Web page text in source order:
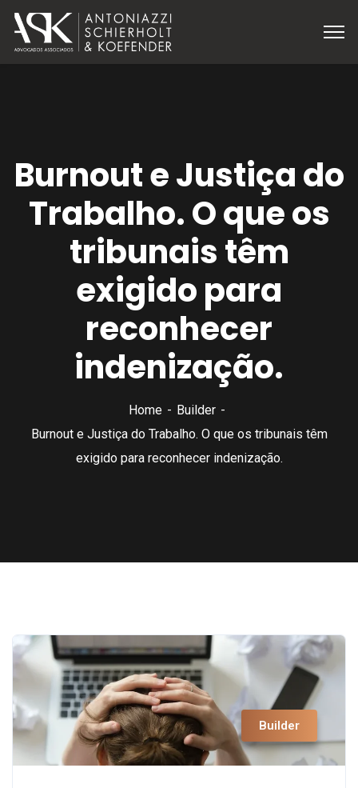
Burnout e Justiça do
Trabalho. O que os
tribunais têm
exigido para
reconhecer
indenização.
Home
Builder
Burnout e Justiça do Trabalho. O que os tribunais têm
exigido para reconhecer indenização.
Builder